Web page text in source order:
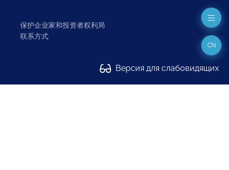
保护企业家和投资者权利局
联系方式
Версия для слабовидящих
CN